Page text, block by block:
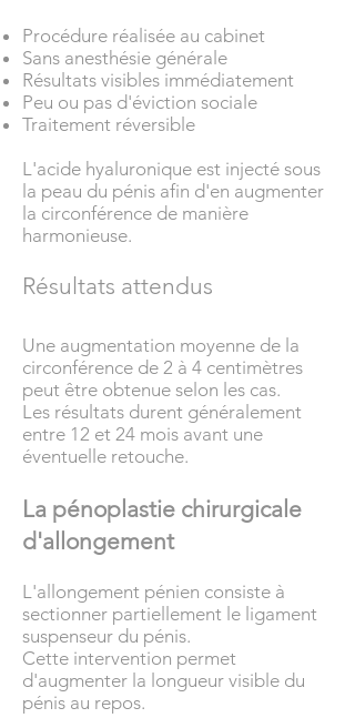
Procédure réalisée au cabinet
Sans anesthésie générale
Résultats visibles immédiatement
Peu ou pas d'éviction sociale
Traitement réversible
L'acide hyaluronique est injecté sous
la peau du pénis afin d'en augmenter
la circonférence de manière
harmonieuse.
Résultats attendus
Une augmentation moyenne de la
circonférence de 2 à 4 centimètres
peut être obtenue selon les cas.
Les résultats durent généralement
entre 12 et 24 mois avant une
éventuelle retouche.
La pénoplastie chirurgicale
d'allongement
L'allongement pénien consiste à
sectionner partiellement le ligament
suspenseur du pénis.
Cette intervention permet
d'augmenter la longueur visible du
pénis au repos.